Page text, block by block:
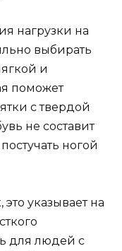
нагрузки на
выбирать
и
поможет
с твердой
не составит
ногой
указывает на
для людей с